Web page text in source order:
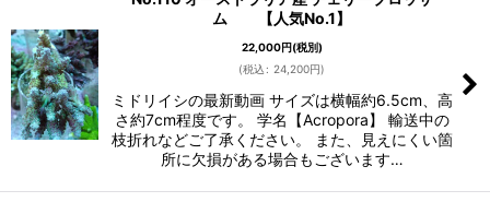
ム 【人気No.1】
22,000円(税別)
(税込 : 24,200円)
ミドリイシの最新動画 サイズは横幅約6.5cm、高
さ約7cm程度です。 学名【Acropora】 輸送中の
枝折れなどご了承ください。 また、見えにくい箇
所に欠損がある場合もございます…